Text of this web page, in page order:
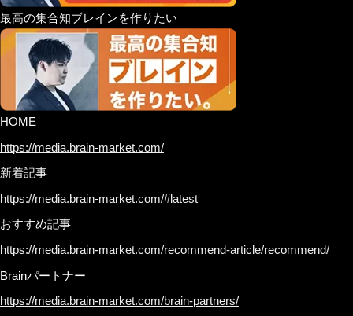
HOME
https://media.brain-market.com/
新着記事
https://media.brain-market.com/#latest
おすすめ記事
https://media.brain-market.com/recommend-article/recommend/
Brainパートナー
https://media.brain-market.com/brain-partners/
最高の集合知ブレインを作りたい